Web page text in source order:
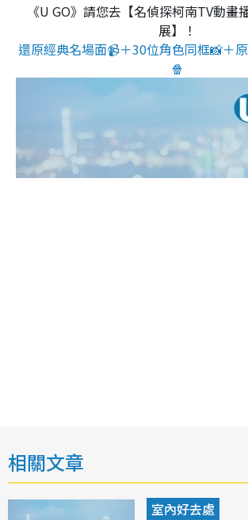
《U GO》請您去【名偵探柯南TV動畫
展】！
還原經典名場面📹＋30位角色同框📸＋
🍿
相關文章
室內好去處